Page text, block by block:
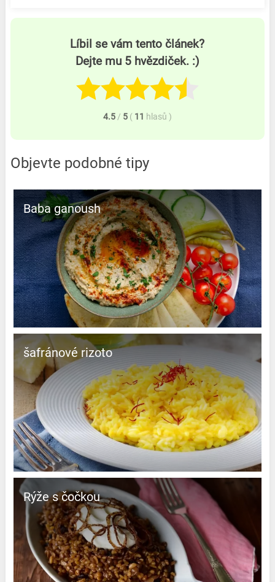
Líbil se vám tento článek?
Dejte mu 5 hvězdiček. :)
4.5 / 5 ( 11 hlasů )
Objevte podobné tipy
Baba ganoush
šafránové rizoto
Rýže s čočkou